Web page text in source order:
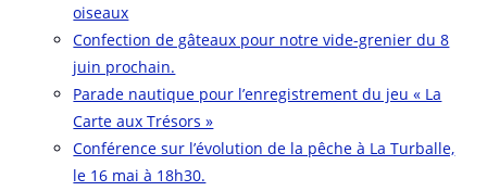
oiseaux
Confection de gâteaux pour notre vide-grenier du 8
juin prochain.
Parade nautique pour l’enregistrement du jeu « La
Carte aux Trésors »
Conférence sur l’évolution de la pêche à La Turballe,
le 16 mai à 18h30.